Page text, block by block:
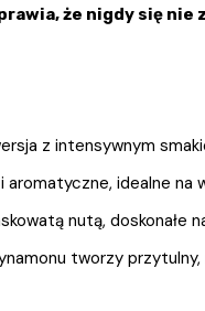
że nigdy się nie
z intensywnym
aromatyczne, idealne na
nutą, doskonałe
tworzy